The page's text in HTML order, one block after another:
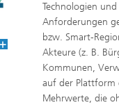
Technologien
Anforderungen
bzw. Smart-
Akteure (z. B.
Kommunen,
auf der Plattform
Mehrwerte, die